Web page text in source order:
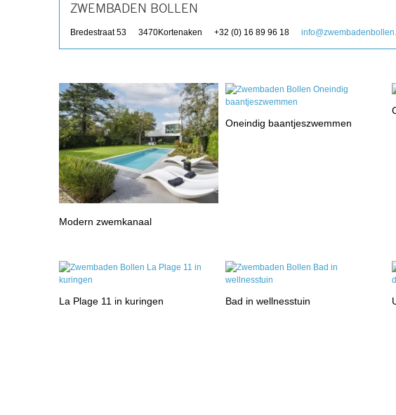
ZWEMBADEN BOLLEN
Bredestraat 53 3470Kortenaken +32 (0) 16 89 96 18
Modern zwemkanaal
Oneindig baantjeszwemmen
La Plage 11 in kuringen Bad in wellnesstuin